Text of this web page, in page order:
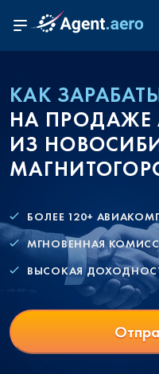
КАК
НА ПРОДАЖЕ
ИЗ
БОЛЕЕ 120+
МГНОВЕННАЯ
ВЫСОКАЯ